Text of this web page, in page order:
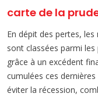
carte de la
En dépit des pertes,
sont classées parmi
grâce à un excédent
cumulées ces
éviter la récession,